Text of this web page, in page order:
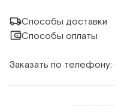
Способы доставки
Способы оплаты
Заказать по телефону: